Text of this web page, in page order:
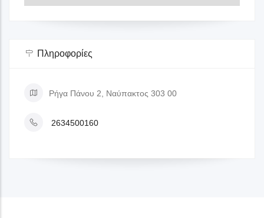
Πληροφορίες
Ρήγα Πάνου 2, Ναύπακτος 303 00
2634500160